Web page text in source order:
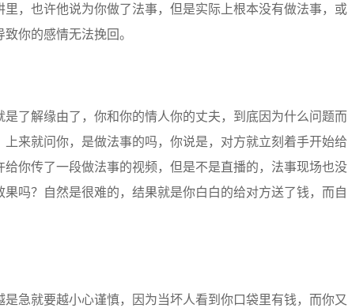
，也许他说为你做了法事，但是实际上根本没有做法事，或
你的感情无法挽回。
解缘由了，你和你的情人你的丈夫，到底因为什么问题而
来就问你，是做法事的吗，你说是，对方就立刻着手开始给
你传了一段做法事的视频，但是不是直播的，法事现场也没
吗？自然是很难的，结果就是你白白的给对方送了钱，而自
就要越小心谨慎，因为当坏人看到你口袋里有钱，而你又